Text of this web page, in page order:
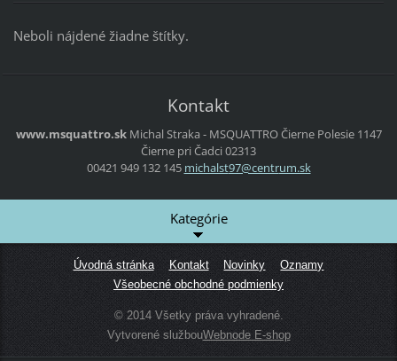
Neboli nájdené žiadne štítky.
Kontakt
www.msquattro.sk Michal Straka - MSQUATTROČierne Polesie 1147
Čierne pri Čadci 02313
00421 949 132 145 michalst97@centrum.sk
Kategórie
Úvodná stránka Kontakt Novinky
Oznamy
Všeobecné obchodné podmienky
© 2014 Všetky práva vyhradené.
Vytvorené službouWebnode E-shop